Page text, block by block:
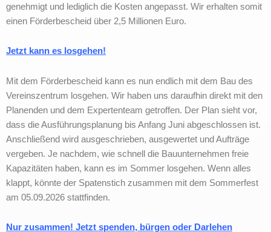
genehmigt und lediglich die Kosten angepasst. Wir erhalten somit
einen Förderbescheid über 2,5 Millionen Euro.
Jetzt kann es losgehen!
Mit dem Förderbescheid kann es nun endlich mit dem Bau des
Vereinszentrum losgehen. Wir haben uns daraufhin direkt mit den
Planenden und dem Expertenteam getroffen. Der Plan sieht vor,
dass die Ausführungsplanung bis Anfang Juni abgeschlossen ist.
Anschließend wird ausgeschrieben, ausgewertet und Aufträge
vergeben. Je nachdem, wie schnell die Bauunternehmen freie
Kapazitäten haben, kann es im Sommer losgehen. Wenn alles
klappt, könnte der Spatenstich zusammen mit dem Sommerfest
am 05.09.2026 stattfinden.
Nur zusammen! Jetzt spenden, bürgen oder Darlehen